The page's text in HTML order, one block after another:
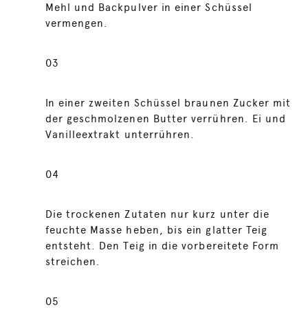
Mehl und Backpulver in einer Schüssel
vermengen.
03
In einer zweiten Schüssel braunen Zucker mit
der geschmolzenen Butter verrühren. Ei und
Vanilleextrakt unterrühren.
04
Die trockenen Zutaten nur kurz unter die
feuchte Masse heben, bis ein glatter Teig
entsteht. Den Teig in die vorbereitete Form
streichen.
05